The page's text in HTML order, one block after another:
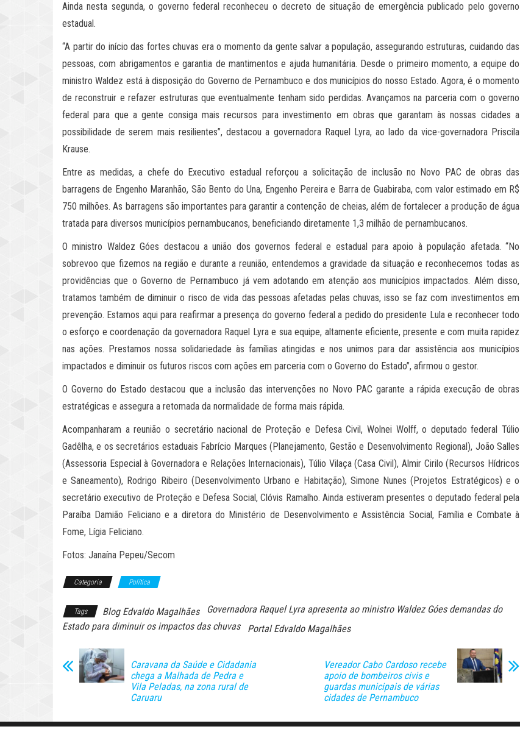
Ainda nesta segunda, o governo federal reconheceu o decreto de situação de emergência publicado pelo governo
estadual.
“A partir do início das fortes chuvas era o momento da gente salvar a população, assegurando estruturas, cuidando das
pessoas, com abrigamentos e garantia de mantimentos e ajuda humanitária. Desde o primeiro momento, a equipe do
ministro Waldez está à disposição do Governo de Pernambuco e dos municípios do nosso Estado. Agora, é o momento
de reconstruir e refazer estruturas que eventualmente tenham sido perdidas. Avançamos na parceria com o governo
federal para que a gente consiga mais recursos para investimento em obras que garantam às nossas cidades a
possibilidade de serem mais resilientes”, destacou a governadora Raquel Lyra, ao lado da vice-governadora Priscila
Krause.
Entre as medidas, a chefe do Executivo estadual reforçou a solicitação de inclusão no Novo PAC de obras das
barragens de Engenho Maranhão, São Bento do Una, Engenho Pereira e Barra de Guabiraba, com valor estimado em R$
750 milhões. As barragens são importantes para garantir a contenção de cheias, além de fortalecer a produção de água
tratada para diversos municípios pernambucanos, beneficiando diretamente 1,3 milhão de pernambucanos.
O ministro Waldez Góes destacou a união dos governos federal e estadual para apoio à população afetada. “No
sobrevoo que fizemos na região e durante a reunião, entendemos a gravidade da situação e reconhecemos todas as
providências que o Governo de Pernambuco já vem adotando em atenção aos municípios impactados. Além disso,
tratamos também de diminuir o risco de vida das pessoas afetadas pelas chuvas, isso se faz com investimentos em
prevenção. Estamos aqui para reafirmar a presença do governo federal a pedido do presidente Lula e reconhecer todo
o esforço e coordenação da governadora Raquel Lyra e sua equipe, altamente eficiente, presente e com muita rapidez
nas ações. Prestamos nossa solidariedade às famílias atingidas e nos unimos para dar assistência aos municípios
impactados e diminuir os futuros riscos com ações em parceria com o Governo do Estado”, afirmou o gestor.
O Governo do Estado destacou que a inclusão das intervenções no Novo PAC garante a rápida execução de obras
estratégicas e assegura a retomada da normalidade de forma mais rápida.
Acompanharam a reunião o secretário nacional de Proteção e Defesa Civil, Wolnei Wolff, o deputado federal Túlio
Gadêlha, e os secretários estaduais Fabrício Marques (Planejamento, Gestão e Desenvolvimento Regional), João Salles
(Assessoria Especial à Governadora e Relações Internacionais), Túlio Vilaça (Casa Civil), Almir Cirilo (Recursos Hídricos
e Saneamento), Rodrigo Ribeiro (Desenvolvimento Urbano e Habitação), Simone Nunes (Projetos Estratégicos) e o
secretário executivo de Proteção e Defesa Social, Clóvis Ramalho. Ainda estiveram presentes o deputado federal pela
Paraíba Damião Feliciano e a diretora do Ministério de Desenvolvimento e Assistência Social, Família e Combate à
Fome, Lígia Feliciano.
Fotos: Janaína Pepeu/Secom
Categoria Política
Tags Blog Edvaldo Magalhães
Governadora Raquel Lyra apresenta ao ministro Waldez Góes demandas do
Estado para diminuir os impactos das chuvas
Portal Edvaldo Magalhães
Caravana da Saúde e Cidadania
chega a Malhada de Pedra e
Vila Peladas, na zona rural de
Caruaru
Vereador Cabo Cardoso recebe
apoio de bombeiros civis e
guardas municipais de várias
cidades de Pernambuco